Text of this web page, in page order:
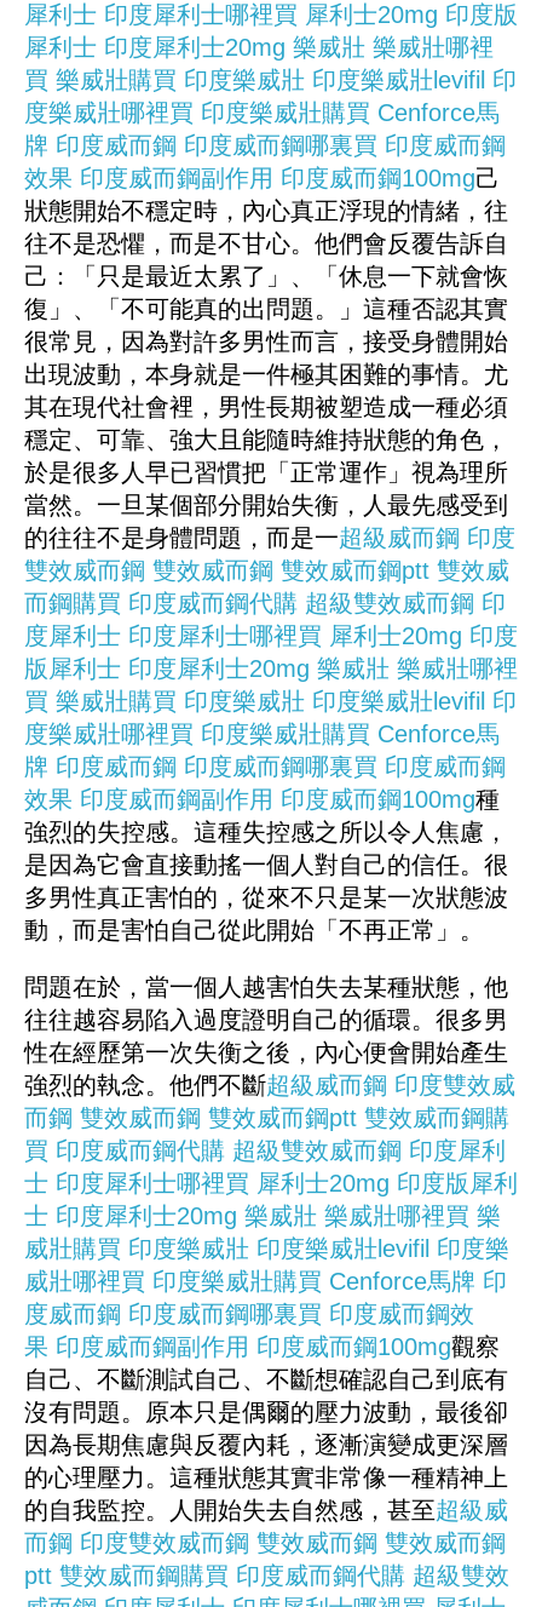
犀利士 印度犀利士哪裡買 犀利士20mg 印度版
犀利士 印度犀利士20mg 樂威壯 樂威壯哪裡
買 樂威壯購買 印度樂威壯 印度樂威壯levifil 印
度樂威壯哪裡買 印度樂威壯購買 Cenforce馬
牌 印度威而鋼 印度威而鋼哪裏買 印度威而鋼
效果 印度威而鋼副作用 印度威而鋼100mg己
狀態開始不穩定時，內心真正浮現的情緒，往
往不是恐懼，而是不甘心。他們會反覆告訴自
己：「只是最近太累了」、「休息一下就會恢
復」、「不可能真的出問題。」這種否認其實
很常見，因為對許多男性而言，接受身體開始
出現波動，本身就是一件極其困難的事情。尤
其在現代社會裡，男性長期被塑造成一種必須
穩定、可靠、強大且能隨時維持狀態的角色，
於是很多人早已習慣把「正常運作」視為理所
當然。一旦某個部分開始失衡，人最先感受到
的往往不是身體問題，而是一超級威而鋼 印度
雙效威而鋼 雙效威而鋼 雙效威而鋼ptt 雙效威
而鋼購買 印度威而鋼代購 超級雙效威而鋼 印
度犀利士 印度犀利士哪裡買 犀利士20mg 印度
版犀利士 印度犀利士20mg 樂威壯 樂威壯哪裡
買 樂威壯購買 印度樂威壯 印度樂威壯levifil 印
度樂威壯哪裡買 印度樂威壯購買 Cenforce馬
牌 印度威而鋼 印度威而鋼哪裏買 印度威而鋼
效果 印度威而鋼副作用 印度威而鋼100mg種
強烈的失控感。這種失控感之所以令人焦慮，
是因為它會直接動搖一個人對自己的信任。很
多男性真正害怕的，從來不只是某一次狀態波
動，而是害怕自己從此開始「不再正常」。
問題在於，當一個人越害怕失去某種狀態，他
往往越容易陷入過度證明自己的循環。很多男
性在經歷第一次失衡之後，內心便會開始產生
強烈的執念。他們不斷超級威而鋼 印度雙效威
而鋼 雙效威而鋼 雙效威而鋼ptt 雙效威而鋼購
買 印度威而鋼代購 超級雙效威而鋼 印度犀利
士 印度犀利士哪裡買 犀利士20mg 印度版犀利
士 印度犀利士20mg 樂威壯 樂威壯哪裡買 樂
威壯購買 印度樂威壯 印度樂威壯levifil 印度樂
威壯哪裡買 印度樂威壯購買 Cenforce馬牌 印
度威而鋼 印度威而鋼哪裏買 印度威而鋼效
果 印度威而鋼副作用 印度威而鋼100mg觀察
自己、不斷測試自己、不斷想確認自己到底有
沒有問題。原本只是偶爾的壓力波動，最後卻
因為長期焦慮與反覆內耗，逐漸演變成更深層
的心理壓力。這種狀態其實非常像一種精神上
的自我監控。人開始失去自然感，甚至超級威
而鋼 印度雙效威而鋼 雙效威而鋼 雙效威而鋼
ptt 雙效威而鋼購買 印度威而鋼代購 超級雙效